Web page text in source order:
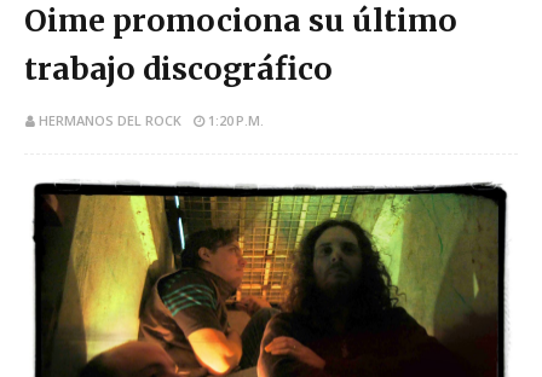
Oime promociona su último
trabajo discográfico
HERMANOS DEL ROCK 1:20 P.M.